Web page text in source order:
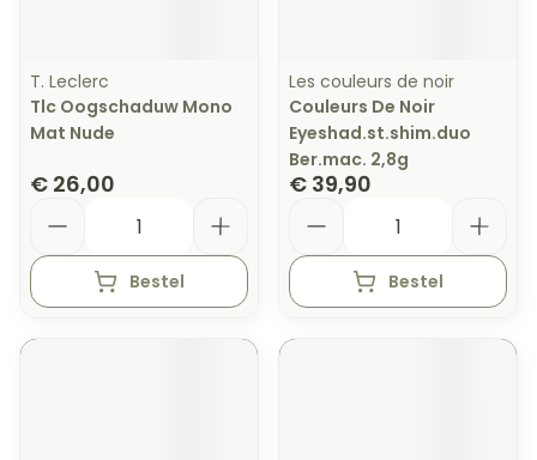
T. Leclerc
Tlc Oogschaduw Mono
Mat Nude
€ 26,00
Bestel
Les couleurs de noir
Couleurs De Noir
Eyeshad.st.shim.duo
Ber.mac. 2,8g
€ 39,90
Bestel